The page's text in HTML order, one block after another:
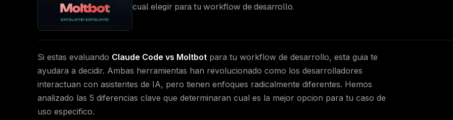
cual elegir para tu workflow de desarrollo.
Si estas evaluando Claude Code vs Moltbot para tu workflow de desarrollo, esta guia te
ayudara a decidir. Ambas herramientas han revolucionado como los desarrolladores
interactuan con asistentes de IA, pero tienen enfoques radicalmente diferentes. Hemos
analizado las 5 diferencias clave que determinaran cual es la mejor opcion para tu caso de
uso especifico.